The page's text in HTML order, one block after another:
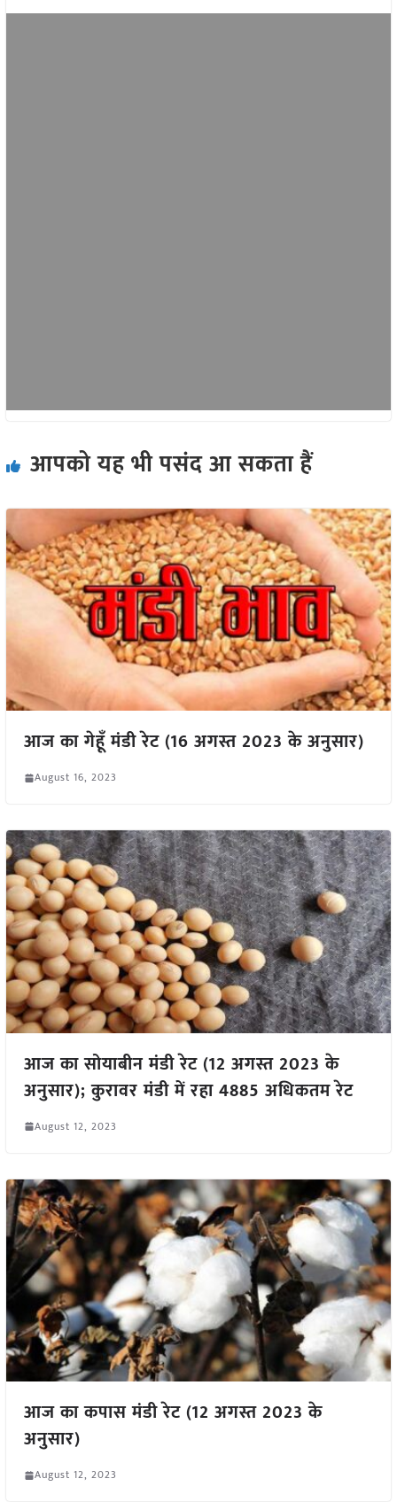
आपको यह भी पसंद आ सकता हैं
आज का गेहूँ मंडी रेट (16 अगस्त 2023 के अनुसार)
August 16, 2023
आज का सोयाबीन मंडी रेट (12 अगस्त 2023 के
अनुसार); कुरावर मंडी में रहा 4885 अधिकतम रेट
August 12, 2023
आज का कपास मंडी रेट (12 अगस्त 2023 के
अनुसार)
August 12, 2023